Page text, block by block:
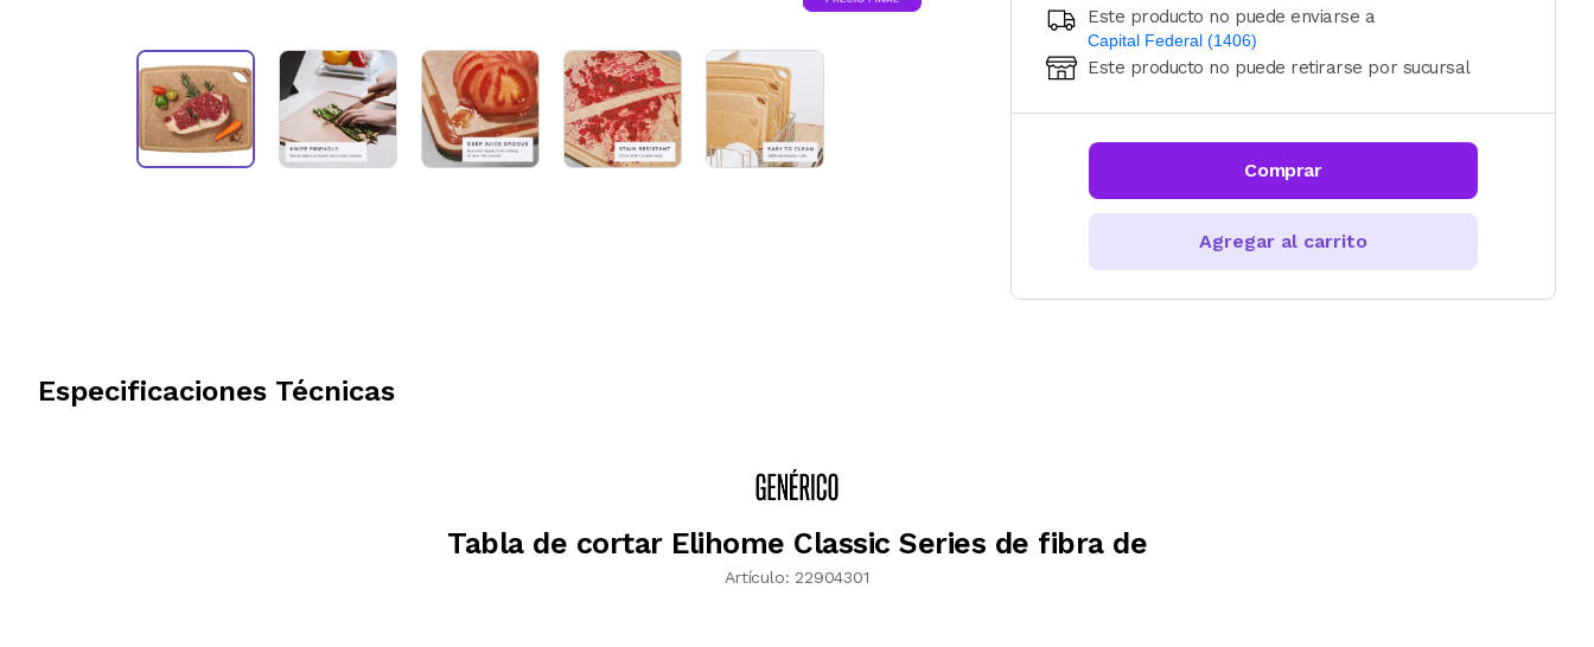
Este producto no puede enviarse a
Capital Federal (1406)
Ingresá código postal (sólo números)
CALCULAR
Este producto no puede retirarse por sucursal
Comprar
Agregar al carrito
Especificaciones Técnicas
Tabla de cortar Elihome Classic Series de fibra de
Artículo: 22904301